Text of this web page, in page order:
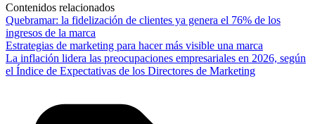
Contenidos relacionados
Quebramar: la fidelización de clientes ya genera el 76% de los
ingresos de la marca
Estrategias de marketing para hacer más visible una marca
La inflación lidera las preocupaciones empresariales en 2026, según
el Índice de Expectativas de los Directores de Marketing